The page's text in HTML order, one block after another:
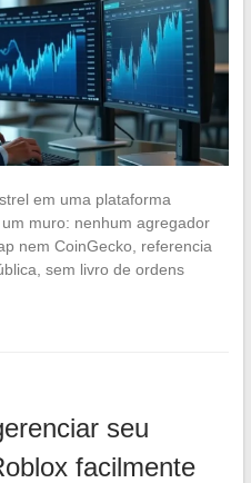
em uma plataforma
muro: nenhum agregador
nem CoinGecko, referencia
sem livro de ordens
seu
facilmente